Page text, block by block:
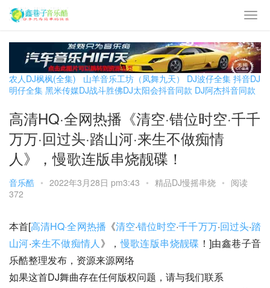
农人DJ枫枫(全集) 山羊音乐工坊（凤舞九天） DJ波仔全集 抖音DJ
明仔全集 黑米传媒DJ战斗胜佛DJ太阳会抖音同款 DJ阿杰抖音同款
高清HQ·全网热播《清空·错位时空·千千
万万·回过头·踏山河·来生不做痴情
人》，慢歌连版串烧靓碟！
音乐酷 • 2022年3月28日 pm3:43 • 精品DJ慢摇串烧 • 阅读
372
本首[高清HQ·全网热播 《清空·错位时空·千千万万·回过头·踏
山河·来生不做痴情人》，慢歌连版串烧靓碟 ！]由鑫巷子音
乐酷整理发布，资源来源网络
如果这首DJ舞曲存在任何版权问题，请与我们联系